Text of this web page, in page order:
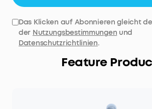
Das Klicken auf Abonnieren gleicht
der Nutzungsbestimmungen und
Datenschutzrichtlinien.
Feature